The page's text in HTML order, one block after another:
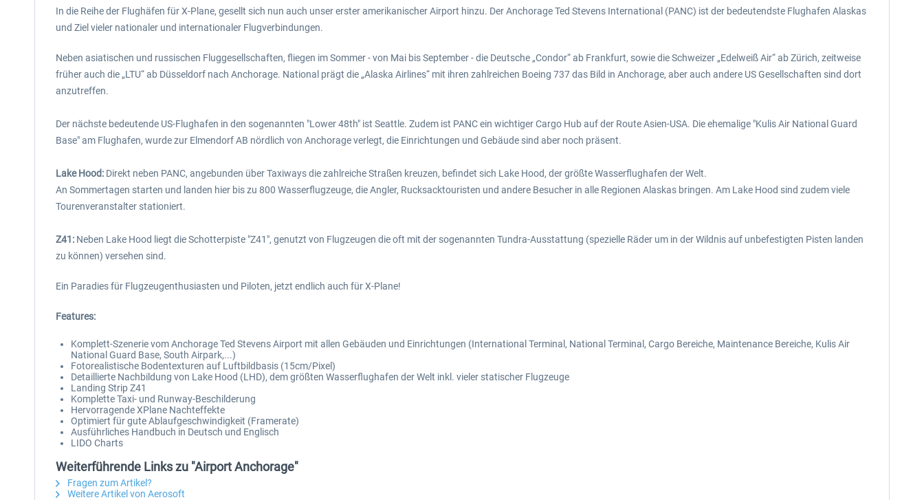
In die Reihe der Flughäfen für X-Plane, gesellt sich nun auch unser erster amerikanischer Airport hinzu. Der Anchorage Ted Stevens International (PANC) ist der bedeutendste Flughafen Alaskas
und Ziel vieler nationaler und internationaler Flugverbindungen.
Neben asiatischen und russischen Fluggesellschaften, fliegen im Sommer - von Mai bis September - die Deutsche „Condor“ ab Frankfurt, sowie die Schweizer „Edelweiß Air“ ab Zürich, zeitweise
früher auch die „LTU“ ab Düsseldorf nach Anchorage. National prägt die „Alaska Airlines“ mit ihren zahlreichen Boeing 737 das Bild in Anchorage, aber auch andere US Gesellschaften sind dort
anzutreffen.
Der nächste bedeutende US-Flughafen in den sogenannten "Lower 48th" ist Seattle. Zudem ist PANC ein wichtiger Cargo Hub auf der Route Asien-USA. Die ehemalige "Kulis Air National Guard
Base" am Flughafen, wurde zur Elmendorf AB nördlich von Anchorage verlegt, die Einrichtungen und Gebäude sind aber noch präsent.
Lake Hood: Direkt neben PANC, angebunden über Taxiways die zahlreiche Straßen kreuzen, befindet sich Lake Hood, der größte Wasserflughafen der Welt.
An Sommertagen starten und landen hier bis zu 800 Wasserflugzeuge, die Angler, Rucksacktouristen und andere Besucher in alle Regionen Alaskas bringen. Am Lake Hood sind zudem viele
Tourenveranstalter stationiert.
Z41: Neben Lake Hood liegt die Schotterpiste "Z41", genutzt von Flugzeugen die oft mit der sogenannten Tundra-Ausstattung (spezielle Räder um in der Wildnis auf unbefestigten Pisten landen
zu können) versehen sind.
Ein Paradies für Flugzeugenthusiasten und Piloten, jetzt endlich auch für X-Plane!
Features:
Komplett-Szenerie vom Anchorage Ted Stevens Airport mit allen Gebäuden und Einrichtungen (International Terminal, National Terminal, Cargo Bereiche, Maintenance Bereiche, Kulis Air
National Guard Base, South Airpark,...)
Fotorealistische Bodentexturen auf Luftbildbasis (15cm/Pixel)
Detaillierte Nachbildung von Lake Hood (LHD), dem größten Wasserflughafen der Welt inkl. vieler statischer Flugzeuge
Landing Strip Z41
Komplette Taxi- und Runway-Beschilderung
Hervorragende XPlane Nachteffekte
Optimiert für gute Ablaufgeschwindigkeit (Framerate)
Ausführliches Handbuch in Deutsch und Englisch
LIDO Charts
Weiterführende Links zu "Airport Anchorage"
Fragen zum Artikel?
Weitere Artikel von Aerosoft